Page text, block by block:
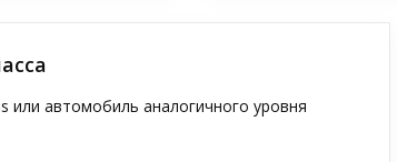
или автомобиль аналогичного уровня